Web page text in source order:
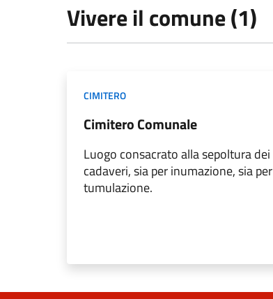
Vivere il comune (1)
CIMITERO
Cimitero Comunale
Luogo consacrato alla sepoltura dei
cadaveri, sia per inumazione, sia per
tumulazione.